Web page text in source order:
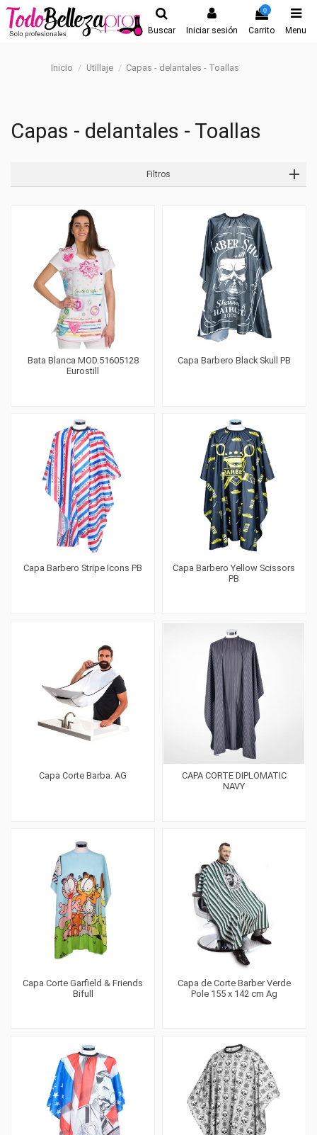
Buscar Iniciar sesión
0
Carrito Menu
Inicio Utillaje Capas - delantales - Toallas
Capas - delantales - Toallas
Filtros
Bata Blanca MOD.51605128
Eurostill
Capa Barbero Black Skull PB
Capa Barbero Stripe Icons PB
Capa Barbero Yellow Scissors
PB
Capa Corte Barba. AG
CAPA CORTE DIPLOMATIC
NAVY
Capa Corte Garfield & Friends
Bifull
Capa de Corte Barber Verde
Pole 155 x 142 cm Ag